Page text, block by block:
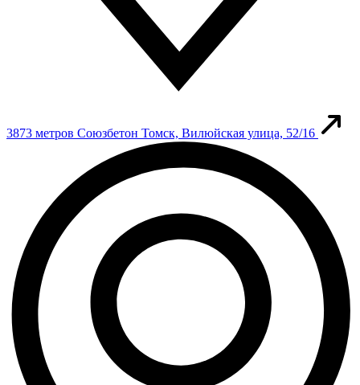
3873 метров Союзбетон Томск, Вилюйская улица, 52/16